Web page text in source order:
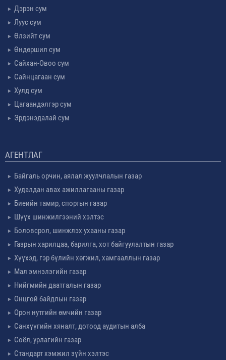
Дэрэн сум
Луус сум
Өлзийт сум
Өндөршил сум
Сайхан-Овоо сум
Сайнцагаан сум
Хулд сум
Цагаандэлгэр сум
Эрдэнэдалай сум
АГЕНТЛАГ
Байгаль орчин, аялал жуулчлалын газар
Худалдан авах ажиллагааны газар
Биеийн тамир, спортын газар
Шүүх шинжилгээний хэлтэс
Боловсрол, шинжлэх ухааны газар
Газрын харилцаа, барилга, хот байгуулалтын газар
Хүүхэд, гэр бүлийн хөгжил, хамгааллын газар
Мал эмнэлэгийн газар
Нийгмийн даатгалын газар
Онцгой байдлын газар
Орон нутгийн өмчийн газар
Санхүүгийн хяналт, дотоод аудитын алба
Соёл, урлагийн газар
Стандарт хэмжил зүйн хэлтэс